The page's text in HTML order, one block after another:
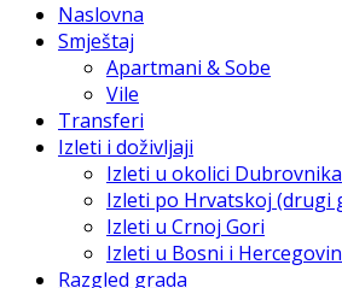
Naslovna
Smještaj
Apartmani & Sobe
Vile
Transferi
Izleti i doživljaji
Izleti u okolici Dubrovnika
Izleti po Hrvatskoj (drugi
Izleti u Crnoj Gori
Izleti u Bosni i
Razgled grada